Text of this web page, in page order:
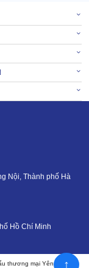
mini, trọng lượng
theo bên người cả
bàn phím. Nhưng tỉ
phẩm vô cùng
cầu vai để rảnh
36mm lên thành
Nội, Thành phố Hà
Hồ Chí Minh
thương mại Yên Phát
↑